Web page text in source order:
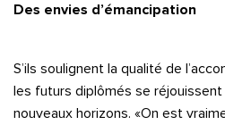
Des envies d’émancipation
S’ils soulignent la qualité de
les futurs diplômés se
nouveaux horizons. «On est